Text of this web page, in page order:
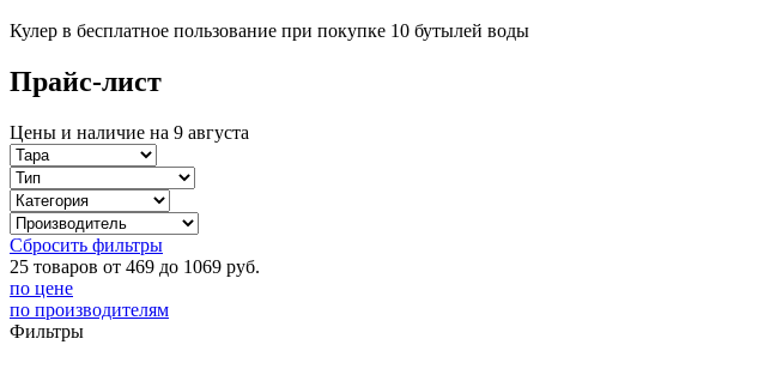
Кулер в бесплатное пользование при покупке 10 бутылей воды
Прайс-лист
Цены и наличие на 9 августа
Сбросить фильтры
25 товаров от 469 до 1069 руб.
по цене
по производителям
Фильтры